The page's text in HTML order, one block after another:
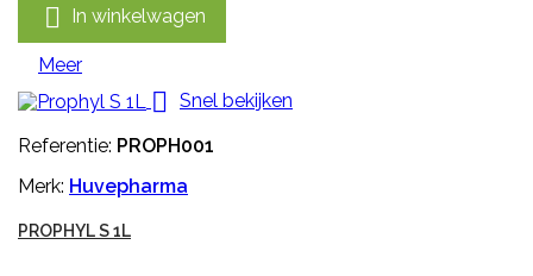
 In winkelwagen
Meer
 Snel bekijken
Referentie: PROPH001
Merk: Huvepharma
PROPHYL S 1L